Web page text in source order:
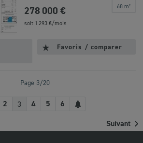
68 m²
278 000 €
soit 1 293€/mois
Favoris / comparer
Page 3/20
2 3 4 5 6
Suivant